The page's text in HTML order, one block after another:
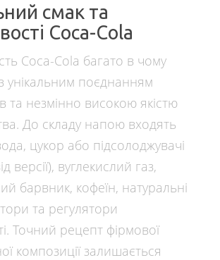
смак та
Coca-Cola
Coca-Cola багато в чому
унікальним поєднанням
та незмінно високою якістю
До складу напою входять
цукор або підсолоджувачі
версії), вуглекислий газ,
барвник, кофеїн, натуральні
та регулятори
Точний рецепт фірмової
композиції залишається